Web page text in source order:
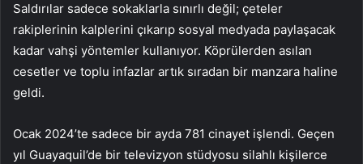
Saldırılar sadece sokaklarla sınırlı değil; çeteler
rakiplerinin kalplerini çıkarıp sosyal medyada paylaşacak
kadar vahşi yöntemler kullanıyor. Köprülerden asılan
cesetler ve toplu infazlar artık sıradan bir manzara haline
geldi.
Ocak 2024’te sadece bir ayda 781 cinayet işlendi. Geçen
yıl Guayaquil’de bir televizyon stüdyosu silahlı kişilerce